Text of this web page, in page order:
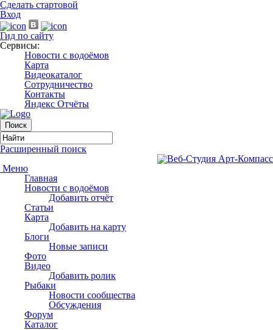
Сделать стартовой
Вход
Гид по сайту
Сервисы:
Новости с водоёмов
Карта
Видеокаталог
Сотрудничество
Контакты
Яндекс Отчёты
Расширенный поиск
Меню
Главная
Новости с водоёмов
Добавить отчёт
Статьи
Карта
Добавить на карту
Блоги
Новые записи
Фото
Видео
Добавить ролик
Рыбаки
Новости сообщества
Обсуждения
Форум
Каталог